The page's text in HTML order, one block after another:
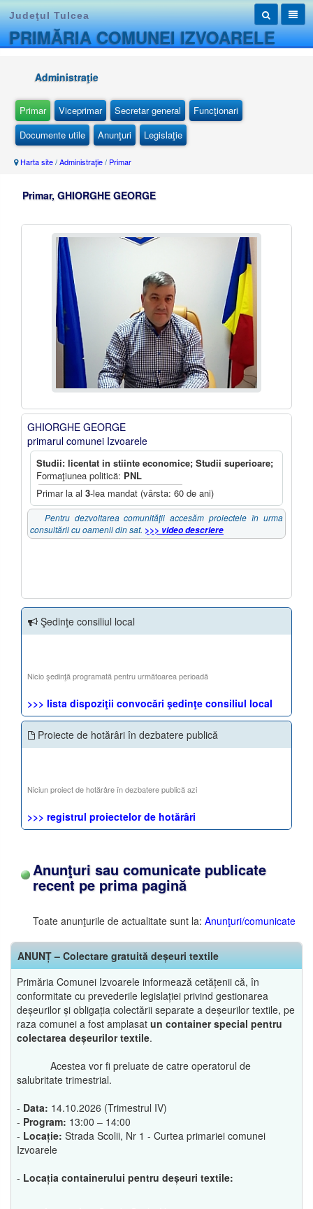
Judeţul Tulcea
PRIMĂRIA COMUNEI IZVOARELE
Administraţie
Primar Viceprimar Secretar general
Funcţionari
Documente utile
Anunţuri Legislaţie
Harta site/Administraţie/ Primar
Primar, GHIORGHE GEORGE
GHIORGHE GEORGE
primarul comunei Izvoarele
Studii: licentat in stiinte economice; Studii superioare;
Formaţiunea politică: PNL
Primar la al 3-lea mandat (vârsta: 60 de ani)
Pentru dezvoltarea comunităţii accesăm proiectele în urma
consultării cu oamenii din sat. >>> video descriere
Şedinţe consiliul local
Nicio şedinţă programată pentru următoarea perioadă
>>> lista dispoziţii convocări şedinţe consiliul local
Proiecte de hotărâri în dezbatere publică
Niciun proiect de hotărâre în dezbatere publică azi
>>> registrul proiectelor de hotărâri
Anunţuri sau comunicate publicate
recent pe prima pagină
Toate anunţurile de actualitate sunt la: Anunţuri/comunicate
ANUNȚ – Colectare gratuită deșeuri textile
Primăria Comunei Izvoarele informează cetățenii că, în
conformitate cu prevederile legislației privind gestionarea
deșeurilor și obligația colectării separate a deșeurilor textile, pe
raza comunei a fost amplasat un container special pentru
colectarea deșeurilor textile.
Acestea vor fi preluate de catre operatorul de
salubritate trimestrial.
- Data: 14.10.2026 (Trimestrul IV)
- Program: 13:00 – 14:00
- Locație: Strada Scolii, Nr 1 - Curtea primariei comunei
Izvoarele
- Locația containerului pentru deșeuri textile: